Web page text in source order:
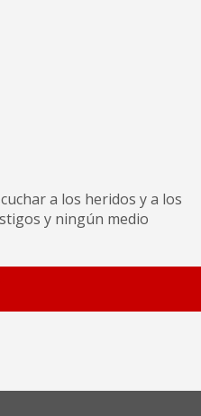
a los heridos y a los
y ningún medio